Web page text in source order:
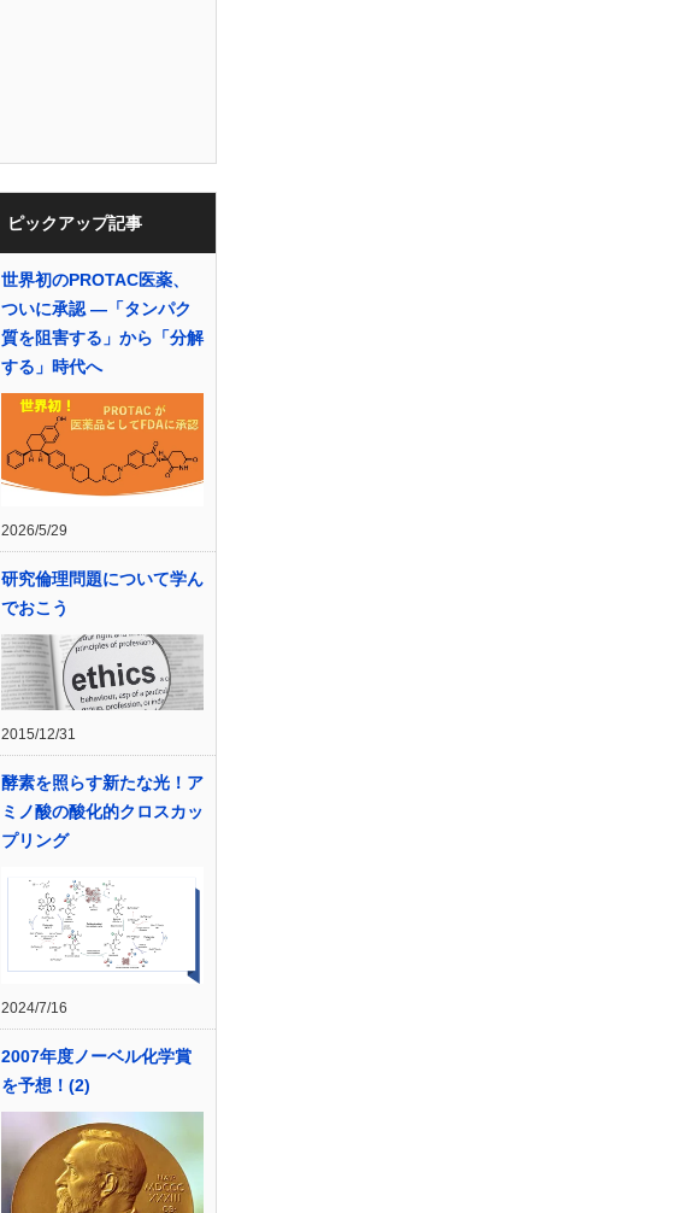
ピックアップ記事
世界初のPROTAC医薬、
ついに承認 ―「タンパク
質を阻害する」から「分解
する」時代へ
2026/5/29
研究倫理問題について学ん
でおこう
2015/12/31
酵素を照らす新たな光！ア
ミノ酸の酸化的クロスカッ
プリング
2024/7/16
2007年度ノーベル化学賞
を予想！(2)